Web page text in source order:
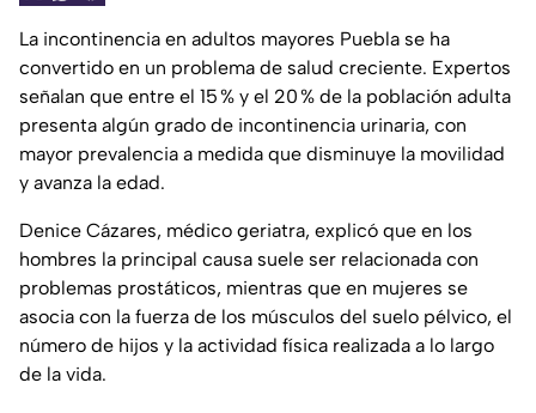
La incontinencia en adultos mayores Puebla se ha
convertido en un problema de salud creciente. Expertos
señalan que entre el 15 % y el 20 % de la población adulta
presenta algún grado de incontinencia urinaria, con
mayor prevalencia a medida que disminuye la movilidad
y avanza la edad.
Denice Cázares, médico geriatra, explicó que en los
hombres la principal causa suele ser relacionada con
problemas prostáticos, mientras que en mujeres se
asocia con la fuerza de los músculos del suelo pélvico, el
número de hijos y la actividad física realizada a lo largo
de la vida.